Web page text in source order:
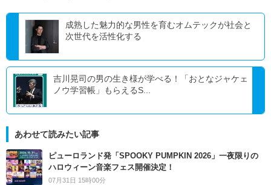
成熟した魅力的な男性を育むオムテックが社会と
次世代を活性化する
吉川晃司の男の生き様が学べる！「おとなジャケェ
ノウ学習帳」もらえるS...
あわせて読みたい記事
ピューロランド発「SPOOKY PUMPKIN 2026」一夜限りの
ハロウィーン音楽フェス開催決定！
07月31日 15時00分